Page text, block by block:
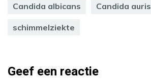
Candida albicans Candida auris
schimmelziekte
Geef een reactie